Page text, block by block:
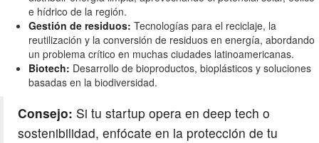
e hídrico de la región.
Gestión de residuos: Tecnologías para el reciclaje, la
reutilización y la conversión de residuos en energía, abordando
un problema crítico en muchas ciudades latinoamericanas.
Biotech: Desarrollo de bioproductos, bioplásticos y soluciones
basadas en la biodiversidad.
Consejo: Si tu startup opera en deep tech o
sostenibilidad, enfócate en la protección de tu